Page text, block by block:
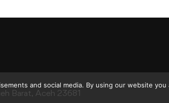
Barat, Aceh 23681
and social media. By using our website